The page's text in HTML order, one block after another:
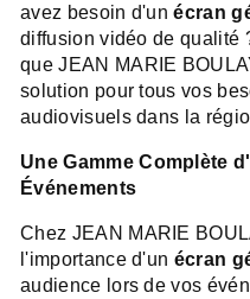
avez besoin d'unécran
diffusion vidéo de qualité
que JEAN MARIE
solution pour tous vos
audiovisuels dans la
Une Gamme Complète
Événements
Chez JEAN MARIE
l'importance d'un écran
audience lors de vos